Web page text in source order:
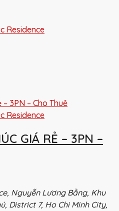
Residence
Residence
GIÁ RẺ – 3PN –
Nguyễn Lương Bằng, Khu
District 7, Ho Chi Minh City,